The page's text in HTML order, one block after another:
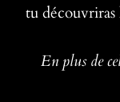
tu découvriras
En plus de